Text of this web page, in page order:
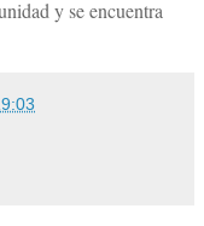
y se encuentra